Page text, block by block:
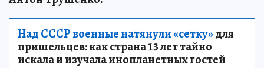
Над СССР военные натянули «сетку»для
пришельцев: как страна 13 лет тайно
искала и изучала инопланетных гостей